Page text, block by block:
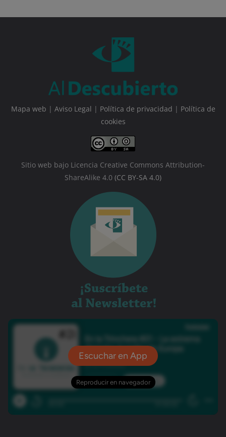
Mapa web | Aviso Legal | Política de privacidad | Política de
cookies
Sitio web bajo Licencia Creative Commons Attribution-
ShareAlike 4.0 (CC BY-SA 4.0)